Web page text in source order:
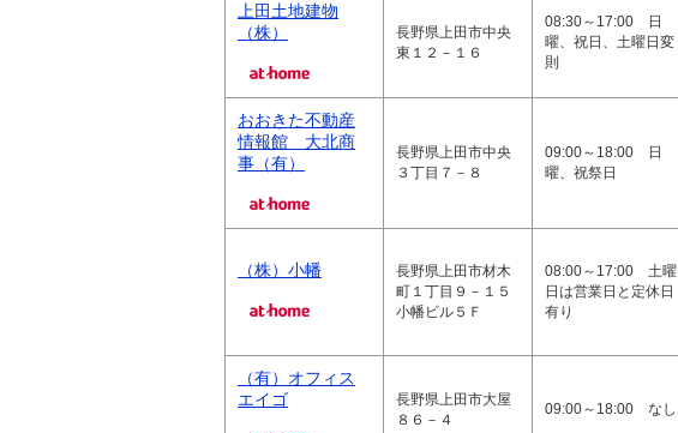
上田土地建物
（株）
長野県上田市中央
東１２－１６
08:30～17:00 日
曜、祝日、土曜日変
則
おおきた不動産
情報館 大北商
事（有）
長野県上田市中央
３丁目７－８
09:00～18:00 日
曜、祝祭日
（株）小幡
長野県上田市材木
町１丁目９－１５
小幡ビル５Ｆ
08:00～17:00 土曜
日は営業日と定休日
有り
（有）オフィス
エイゴ
長野県上田市大屋
８６－４
09:00～18:00 なし